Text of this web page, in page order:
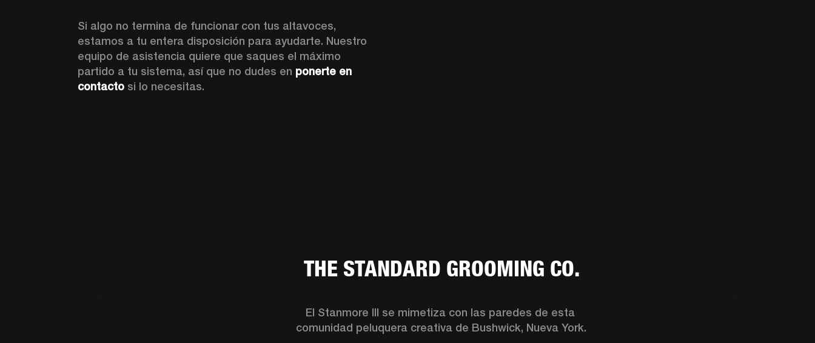
Si algo no termina de funcionar con tus altavoces,
estamos a tu entera disposición para ayudarte. Nuestro
equipo de asistencia quiere que saques el máximo
partido a tu sistema, así que no dudes en ponerte en
contacto si lo necesitas.
THE STANDARD GROOMING CO.
El Stanmore III se mimetiza con las paredes de esta